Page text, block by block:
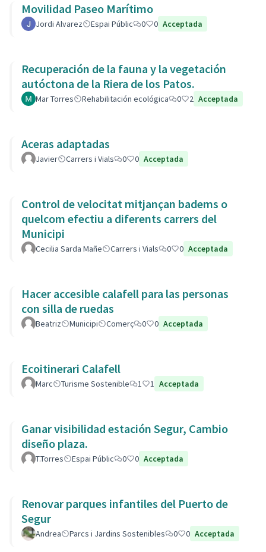
Movilidad Paseo Marítimo
Jordi Alvarez Espai Públic 0 0 Acceptada
Recuperación de la fauna y la vegetación
autóctona de la Riera de los Patos.
Mar Torres Rehabilitación ecológica 0 2 Acceptada
Aceras adaptadas
Javier Carrers i Vials 0 0 Acceptada
Control de velocitat mitjançan badems o
quelcom efectiu a diferents carrers del
Municipi
Cecilia Sarda Mañe Carrers i Vials 0 0 Acceptada
Hacer accesible calafell para las personas
con silla de ruedas
Beatriz Municipi Comerç 0 0 Acceptada
Ecoitinerari Calafell
Marc Turisme Sostenible 1 1 Acceptada
Ganar visibilidad estación Segur, Cambio
diseño plaza.
T.Torres Espai Públic 0 0 Acceptada
Renovar parques infantiles del Puerto de
Segur
Andrea Parcs i Jardins Sostenibles 0 0 Acceptada